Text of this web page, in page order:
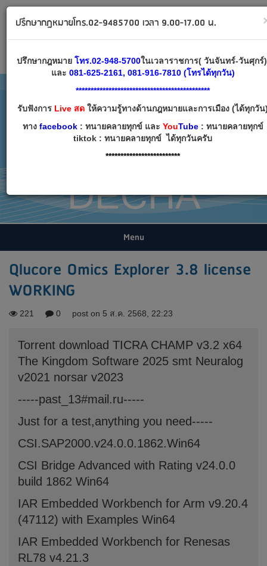
Email:decha007@decha.com
เข้าสู่ระบบ สมัครสมาชิก
Menu
Qlucore Omics Explorer 3.8 license
WORKING
221 0 post on 5 ส.ค. 2568, 22:23
Torrent download TICRA CHAMP v3.2 x64
The Kingdom Software 2025 smt Neuralog
v2021 norsar v2023
-----past_13#mail.ru-----
Just for a test,anything you need-----
CSI.SAP2000.v24.0.0.1862.Win64
CSI Bridge Advanced with Rating v24.0.0
build 1862 Win64
IAR Embedded Workbench for Arm v9.20.4
(47112) with Examples Win64
IAR Embedded Workbench for Renesas
RL78 v4.21.3
ปรึกษากฎหมายโทร.02-9485700 เวลา 9.00-17.00 น.
ปรึกษากฎหมายโทร.02-948-5700ในเวลาราชการ( วันจันทร์-วันศุก
และ 081-625-2161, 081-916-7810 (โทรได้ทุกวัน)
*********************************************
รับฟังการ Live สด ให้ความรู้ทางด้านกฎหมายและการเมือง (ได้ทุกวัน
ทาง facebook: ทนายคลายทุกข์ และ YouTube: ทนายคลายทุกข์
tiktok : ทนายคลายทุกข์ ได้ทุกวันครับ
*************************